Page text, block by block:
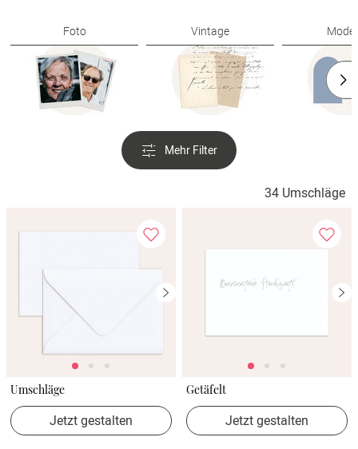
Foto Vintage
Mehr Filter
34 Umschläge
Umschläge
Jetzt gestalten
Getäfelt
Jetzt gestalten